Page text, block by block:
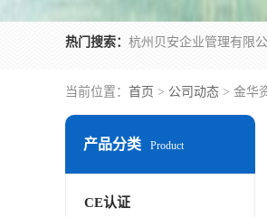
热门搜索：
当前位置： 首页 > 公司动态 > 金华
产品分类 Product
CE认证